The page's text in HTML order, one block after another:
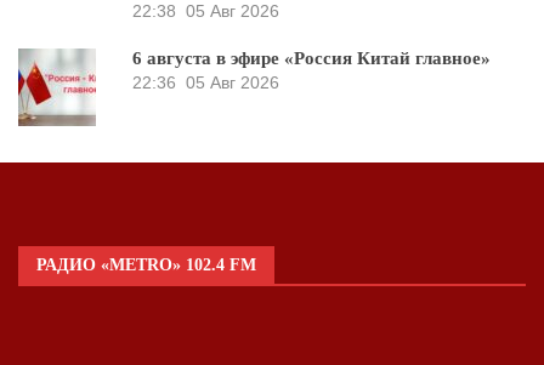
22:38 05 Авг 2026
6 августа в эфире «Россия Китай главное»
22:36 05 Авг 2026
РАДИО «METRO» 102.4 FM